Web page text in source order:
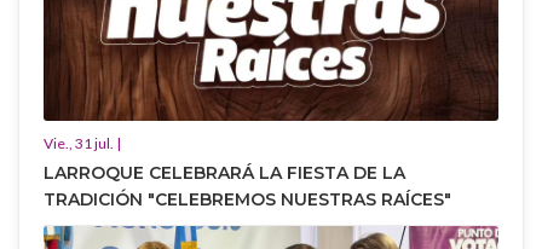
Vie., 31 jul. |
LARROQUE CELEBRARÁ LA FIESTA DE LA
TRADICIÓN "CELEBREMOS NUESTRAS RAÍCES"